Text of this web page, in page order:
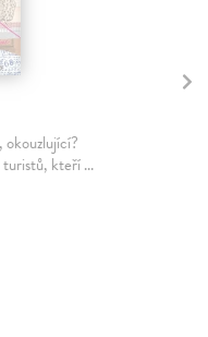
okouzlující?
turistů, kteří ...